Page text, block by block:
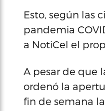
Esto, según las
pandemia
a NotiCel el
A pesar de que
ordenó la
fin de semana